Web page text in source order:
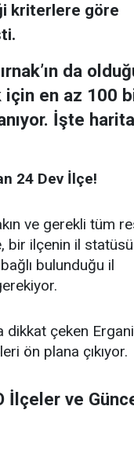
kriterlere göre
da
için en az 100
İşte
24 Dev İlçe!
ve gerekli tüm
bir ilçenin il statüsü
bulunduğu il
dikkat çeken
ön plana çıkıyor.
İlçeler ve